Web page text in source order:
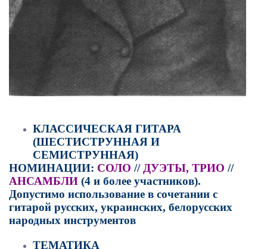
КЛАССИЧЕСКАЯ ГИТАРА
(ШЕСТИСТРУННАЯ И
СЕМИСТРУННАЯ)
НОМИНАЦИИ: СОЛО // ДУЭТЫ, ТРИО
//
АНСАМБЛИ (4 и более участников
Допустимо использование в сочетании с
гитарой русских, украинских, белорусских
народных инструментов
ТЕМАТИКА